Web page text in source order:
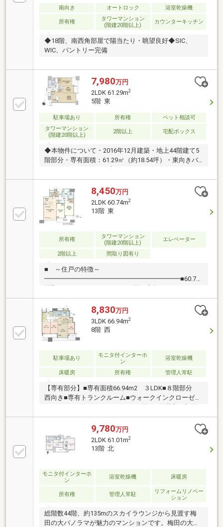
南向き オートロック 浴室乾燥機
所有権
タワーマンション
(階建20階以上)
カウンターキッチン
◆18階、南西角部屋で陽当たり・眺望良好◆SIC、
WIC、パントリー完備
7,980万円
2LDK 61.29m2
5階 東
駐車場あり 所有権
ペット相談可
タワーマンション
(階建20階以上)
2階以上 宅配ボックス
◆本物件について・2016年12月建築・地上44階建て5
階部分・専有面積：61.29㎡（約18.54坪）・東向きバ
ルコニー・2LDKタイプ・トランクルーム有り・ディス
ポーザー有り・ウォークインクローゼット有り・ペッ
ト飼育可（規約による制限有り）◆共用部多数あり
（一部有償）・1階 グランドロビー コーチエン
トランス・2階 駐輪場・3階 ゲストルーム2室 フ
ィットネスジム 駐輪場・42階 スカイラウン
ジ スカイアトリウム パーティールーム・各階
クリーンステーション
8,450万円
2LDK 60.74m2
13階 東
所有権
タワーマンション
(階建20階以上)
エレベーター
2階以上 間取り図有り
■ ～住戸の特徴～
━━━━━━━━━━━━━━━━━━━━━■60.74m2、
間取り2LDK+N＋WIC＋SIC■13階の東向きバルコニー
で陽当たり良好です■各居室の収納やウォークインク
ローゼット、シューズインクローゼット 廊下部分に
トランクルームがあり収納スペースが充実です。■リ
ビングダイニングに床暖房完備■24時間ゴミ出し可能■
ペット飼育可能（規約あり）
8,830万円
3LDK 66.94m2
8階 西
駐車場あり
モニタ付インターホ
ン
浴室乾燥機
床暖房 所有権 管理人常駐
【専有部分】■専有面積66.94m2 ３LDK■８階部分
西向き■専有トランクルーム■ウォークインクローゼッ
ト、シューズインクローゼット、納戸■各居室に収納
有り■アウトポール設計により広々とした室内空間■天
井高約2.6m（リビング・ダイニング・全洋室）■Low-
E複層ガラス■ディスポーザー・ガス温水式床暖房■省
エネ給湯器「エコジョーズ」■ミストサウナ機能付浴
室暖房乾燥機【共用部分】■免震構造 地上44階建高層
■コンシェルジュサービス有り（一部有料）■各階クリ
ーンステーション■24時間ゴミ出し可能
9,780万円
2LDK 61.01m2
13階 北
モニタ付インターホ
ン
浴室乾燥機 床暖房
所有権 管理人常駐
リフォームリノベー
ション
総階数44階、約135mのスカイラウンジから見渡す梅
田の大パノラマが魅力のマンションです。梅田の大パ